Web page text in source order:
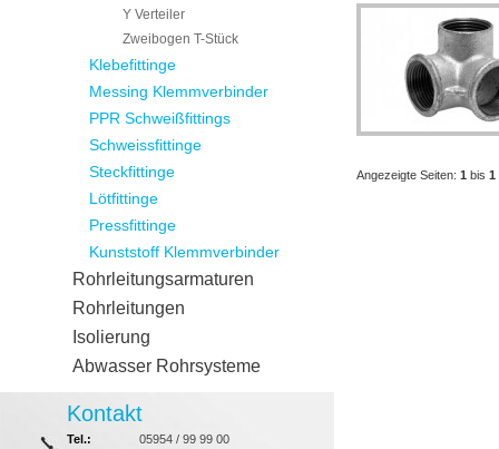
Angezeigte Seiten: 1 bis 1
Y Verteiler
Zweibogen T-Stück
Klebefittinge
Messing Klemmverbinder
PPR Schweißfittings
Schweissfittinge
Steckfittinge
Lötfittinge
Pressfittinge
Kunststoff Klemmverbinder
Rohrleitungsarmaturen
Rohrleitungen
Isolierung
Abwasser Rohrsysteme
Kontakt
Tel.:
05954 / 99 99 00